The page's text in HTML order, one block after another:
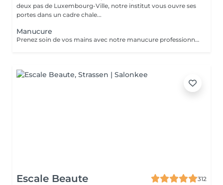
deux pas de Luxembourg-Ville, notre institut vous ouvre ses
portes dans un cadre chale...
Manucure
Prenez soin de vos mains avec notre manucure professionnelle, pour des ongles soignés et une peau douce. - Limage et modelage précis des ongles - Soin des cuticules et hydratation des mains - Finition base fortifiante ou non Chaque séance est réalisée avec soin pour un résultat élégant et raffiné.
Escale Beaute
312